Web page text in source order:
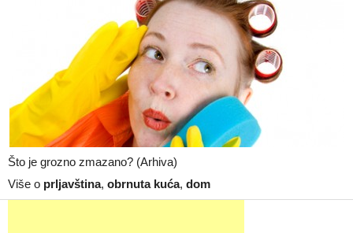
Što je grozno zmazano? (Arhiva)
Više o prljavština, obrnuta kuća, dom